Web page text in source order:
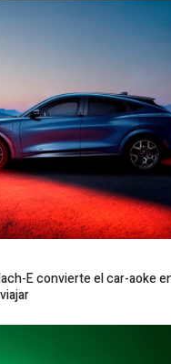
E convierte el car-aoke